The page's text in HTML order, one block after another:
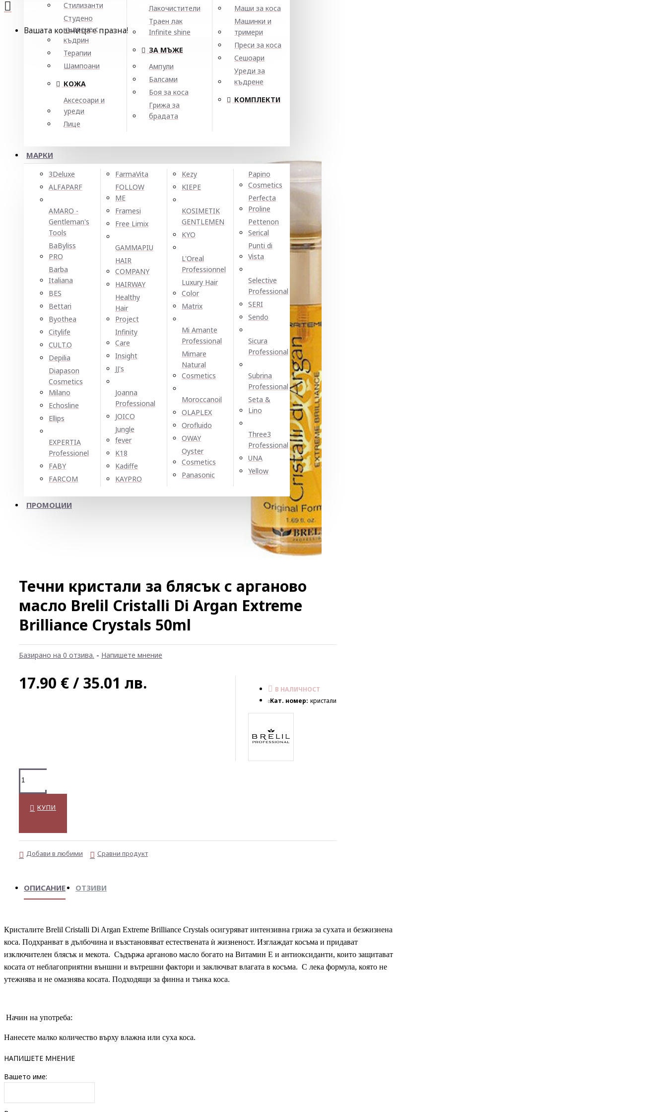
Стилизанти
Студено
къдрене с
къдрин
Терапии
Шампоани
КОЖА
Аксесоари и
уреди
Лице
Лакочистители
Траен лак
Infinite shine
ЗА МЪЖЕ
Ампули
Балсами
Боя за коса
Грижа за
брадата
Маши за коса
Машинки и
тримери
Преси за коса
Сешоари
Уреди за
къдрене
КОМПЛЕКТИ
МАРКИ
3Deluxe
ALFAPARF
AMARO -
Gentleman's
Tools
BaByliss
PRO
Barba
Italiana
BES
Bettari
Byothea
Citylife
CULT.O
Depilia
Diapason
Cosmetics
Milano
Echosline
Ellірѕ
EXPERTIA
Professionel
FABY
FARCOM
FarmaVita
FOLLOW
ME
Framesi
Free Limix
GAMMAPIU
HAIR
COMPANY
HAIRWAY
Healthy
Hair
Project
Infinity
Care
Insight
JJ's
Joanna
Professional
JOICO
Jungle
fever
K18
Kadiffe
KAYPRO
Kezy
KIEPE
KOSIMETIK
GENTLEMEN
KYO
L'Oreal
Professionnel
Luxury Hair
Color
Matrix
Mi Amante
Professional
Mimare
Natural
Cosmetics
Moroccanoil
OLAPLEX
Orofluido
OWAY
Oyster
Cosmetics
Panasonic
Papino
Cosmetics
Perfecta
Proline
Pettenon
Serical
Punti di
Vista
Selective
Professional
SERI
Sendo
Sicura
Professional
Subrina
Professional
Seta &
Lino
Three3
Professional
UNA
Yellow
ПРОМОЦИИ
Вашата кошница е празна!
Течни кристали за блясък с арганово
масло Brelil Cristalli Di Argan Extreme
Brilliance Crystals 50ml
Базирано на 0 отзива. - Напишете мнение
17.90 € / 35.01 лв.
В НАЛИЧНОСТ
Кат. номер: кристали
КУПИ
Добави в любими Сравни продукт
ОПИСАНИЕ ОТЗИВИ
Кристалите Brelil Cristalli Di Argan Extreme Brilliance Crystals осигуряват интензивна грижа за сухата и безжизнена
коса. Подхранват в дълбочина и възстановяват естествената ѝ жизненост. Изглаждат косъма и придават
изключителен блясък и мекота. Съдържа арганово масло богато на Витамин Е и антиоксиданти, които защитават
косата от неблагоприятни външни и вътрешни фактори и заключват влагата в косъма. С лека формула, която не
утежнява и не омазнява косата. Подходящи за финна и тънка коса.
Начин на употреба:
Нанесете малко количество върху влажна или суха коса.
НАПИШЕТЕ МНЕНИЕ
Вашето име: